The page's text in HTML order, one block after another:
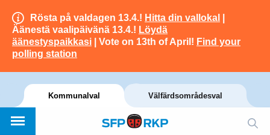
Rösta på valdagen 13.4.! Hitta din vallokal
Äänestä vaalipäivänä 13.4.! Löydä
äänestyspaikkasi | Vote on 13th of April! Find your
polling station
Kommunalval Välfärdsområdesval